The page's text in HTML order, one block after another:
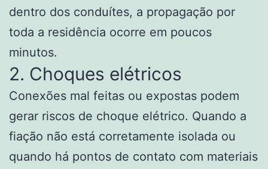
dentro dos conduítes, a propagação por
toda a residência ocorre em poucos
minutos.
2. Choques elétricos
Conexões mal feitas ou expostas podem
gerar riscos de choque elétrico. Quando a
fiação não está corretamente isolada ou
quando há pontos de contato com materiais